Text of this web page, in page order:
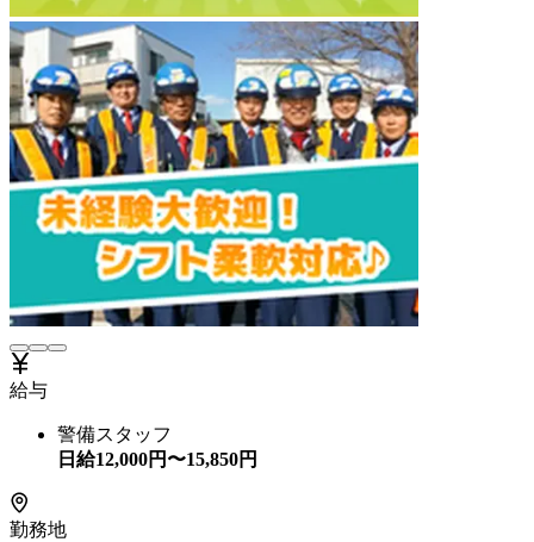
給与
警備スタッフ
日給12,000円〜15,850円
勤務地